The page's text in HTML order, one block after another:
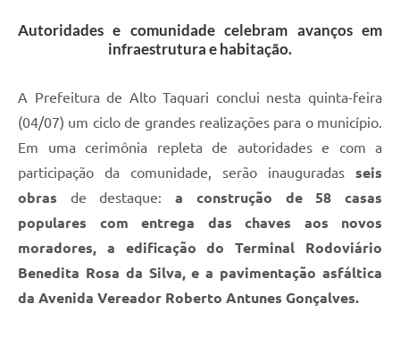
Autoridades e comunidade celebram avanços em
infraestrutura e habitação.
A Prefeitura de Alto Taquari conclui nesta quinta-feira
(04/07) um ciclo de grandes realizações para o município.
Em uma cerimônia repleta de autoridades e com a
participação da comunidade, serão inauguradas seis
obras de destaque:a construção de 58 casas
populares com entrega das chaves aos novos
moradores, a edificação do Terminal Rodoviário
Benedita Rosa da Silva, e a pavimentação asfáltica
da Avenida Vereador Roberto Antunes Gonçalves.